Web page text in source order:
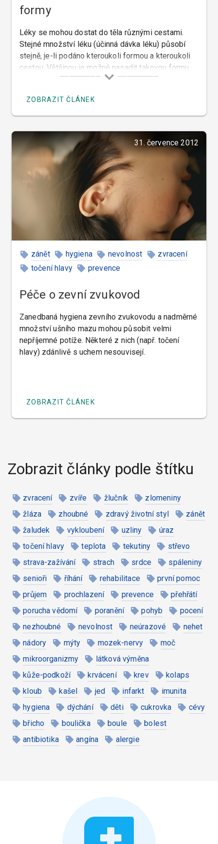
formy
Léky se mohou dostat do těla různými cestami.
Stejné množství léku (účinná dávka léku) působí
stejně, je-li podáno kteroukoli formou a kteroukoli
cestou. Většinou je možné nasadit takovou formu,
která pacientovi vyhovuje.
ZOBRAZIT ČLÁNEK
31. července 2012
zánět hygiena nevolnost
zvracení
točení hlavy
prevence
Péče o zevní zvukovod
Zanedbaná hygiena zevního zvukovodu a nadměrné
množství ušního mazu mohou působit velmi
nepříjemné potíže. Některé z nich (např. točení
hlavy) zdánlivě s uchem nesouvisejí.
ZOBRAZIT ČLÁNEK
Zobrazit články podle štítku
zvracení zvíře žlučník
zlomeniny
žláza
zhoubné zdravý životní styl
zánět
žaludek
vykloubení uzliny
úraz
točení hlavy
teplota tekutiny
střevo
strava-zažívání
strach srdce
spáleniny
senioři
říhání rehabilitace
první pomoc
průjem
prochlazení prevence
přehřátí
porucha vědomí
poranění pohyb
pocení
nezhoubné
nevolnost neúrazové
nehet
nádory
mýty mozek-nervy
moč
mikroorganizmy
látková výměna
kůže-podkoží
krvácení krev
kolaps
kloub
kašel jed infarkt
imunita
hygiena
dýchání děti cukrovka
cévy
břicho
boulička boule
bolest
antibiotika
angína alergie